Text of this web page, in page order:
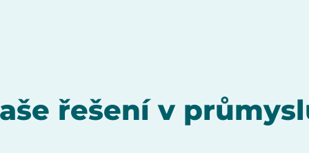
řešení v